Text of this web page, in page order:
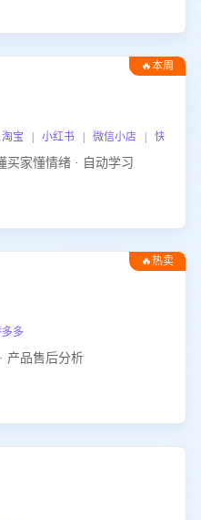
🔥本周
宝 | 小红书 | 微信小店 | 快手 |
买家懂情绪 · 自动学习
🔥热卖
多
产品售后分析